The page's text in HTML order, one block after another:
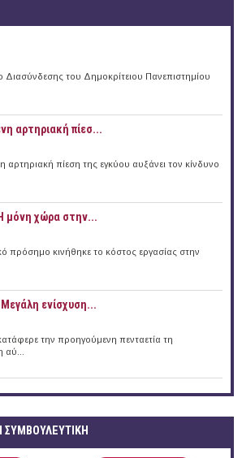
Διασύνδεσης του Δημοκρίτειου Πανεπιστημίου
αρτηριακή πίεσ...
αρτηριακή πίεση της εγκύου αυξάνει τον κίνδυνο
μόνη χώρα στην...
πρόσημο κινήθηκε το κόστος εργασίας στην
ενίσχυση...
την προηγούμενη πενταετία τη
αύ...
ΣΥΜΒΟΥΛΕΥΤΙΚΉ